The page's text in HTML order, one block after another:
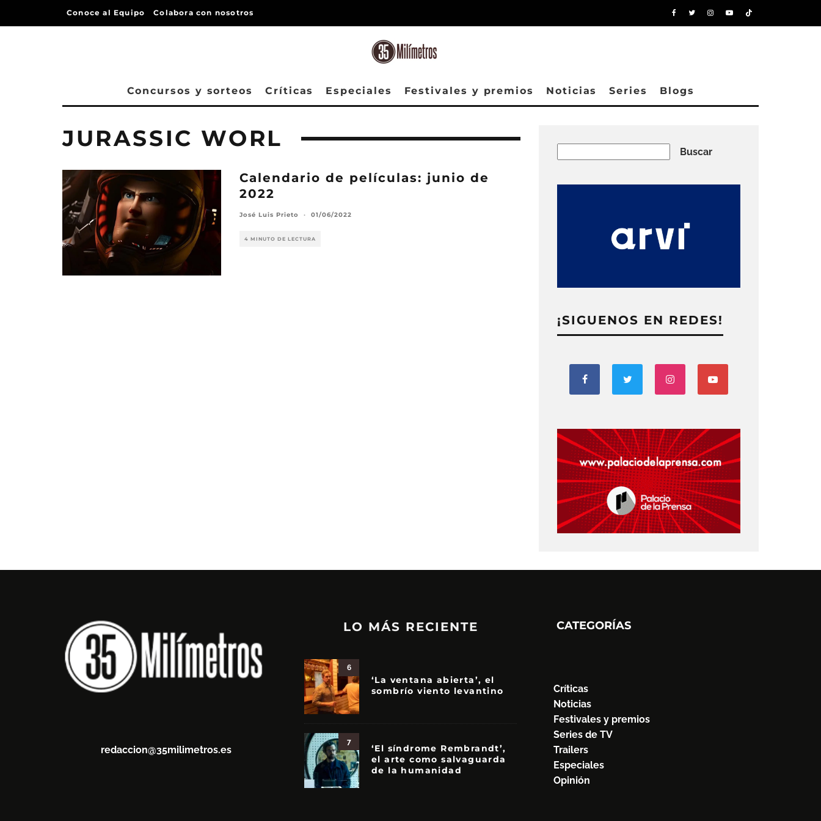
Conoce al Equipo Colabora con nosotros
Concursos y sorteos Críticas Especiales Festivales y premios Noticias Series Blogs
JURASSIC WORL
Calendario de películas: junio de
2022
José Luis Prieto · 01/06/2022
4 MINUTO DE LECTURA
Buscar
¡SIGUENOS EN REDES!
redaccion@35milimetros.es
LO MÁS RECIENTE
6
‘La ventana abierta’, el
sombrío viento levantino
7
‘El síndrome Rembrandt’,
el arte como salvaguarda
de la humanidad
CATEGORÍAS
Críticas
Noticias
Festivales y premios
Series de TV
Trailers
Especiales
Opinión